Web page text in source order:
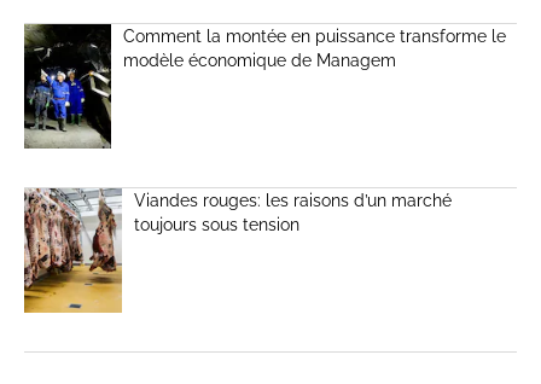
Comment la montée en puissance transforme le
modèle économique de Managem
Viandes rouges: les raisons d’un marché
toujours sous tension